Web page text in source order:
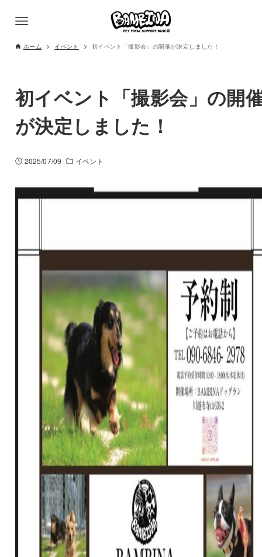
ホーム イベント 初イベント「撮影会」の開催が決定しました！
初イベント「撮影会」の開
が決定しました！
2025/07/09 イベント